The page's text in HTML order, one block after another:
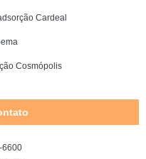
Cardeal
Cosmópolis
6600